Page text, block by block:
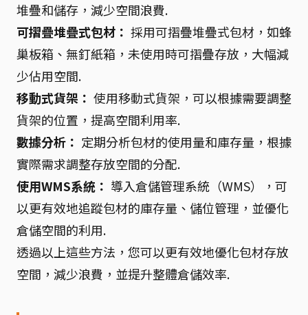
堆疊和儲存，減少空間浪費.
可摺疊堆疊式包材： 採用可摺疊堆疊式包材，如蜂
巢板箱、無釘紙箱，未使用時可摺疊存放，大幅減
少佔用空間.
移動式貨架： 使用移動式貨架，可以根據需要調整
貨架的位置，提高空間利用率.
數據分析： 定期分析包材的使用量和庫存量，根據
實際需求調整存放空間的分配.
使用WMS系統： 導入倉儲管理系統（WMS），可
以更有效地追蹤包材的庫存量、儲位管理，並優化
倉儲空間的利用.
透過以上這些方法，您可以更有效地優化包材存放
空間，減少浪費，並提升整體倉儲效率.